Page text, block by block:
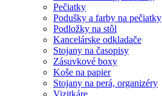
Pečiatky
Podušky a farby na pečiatky
Podložky na stôl
Kancelárske odkladače
Stojany na časopisy
Zásuvkové boxy
Koše na papier
Stojany na perá, organizéry
Vizitkáre